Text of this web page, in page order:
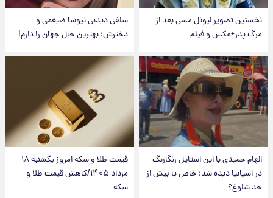
نخستین تصویر لیونل مسی بعد از
مرگ پدر+عکس و فیلم
سلفی دیدنی نیوشا ضیغمی و
دخترش؛ بهترین حال جهان را دارم!
الهام حمیدی با این استایل رنگارنگ
در اسپانیا دیده شد؛ خاص یا بیش از
حد شلوغ؟
قیمت طلا و سکه امروز یکشنبه ۱۸
مرداد ۱۴۰۵/کاهش قیمت طلا و
سکه